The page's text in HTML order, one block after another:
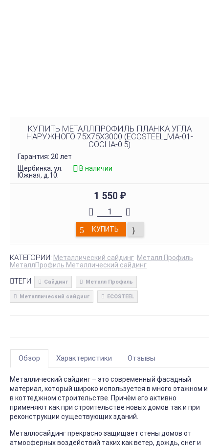
КУПИТЬ МЕТАЛЛПРОФИЛЬ ПЛАНКА УГЛА
НАРУЖНОГО 75Х75Х3000 (ECOSTEEL_MA-01-
СОСНА-0.5)
Гарантия: 20 лет
Щербинка, ул.
Южная, д.10:
В наличии
1 550 ₽
КУПИТЬ
КАТЕГОРИИ: Металлический сайдинг Металл Профиль
МеталлПрофиль Металлический сайдинг
ТЕГИ: Сайдинг Металл Профиль
Металлический сайдинг ECOSTEEL
Обзор Характеристики Отзывы
Металлический сайдинг – это современный фасадный
материал, который широко используется в много этажном и
в коттеджном строительстве. Причём его активно
применяют как при строительстве новых домов так и при
реконструкции существующих зданий.
Металлосайдинг прекрасно защищает стены домов от
атмосферных воздействий таких как ветер, дождь, снег и